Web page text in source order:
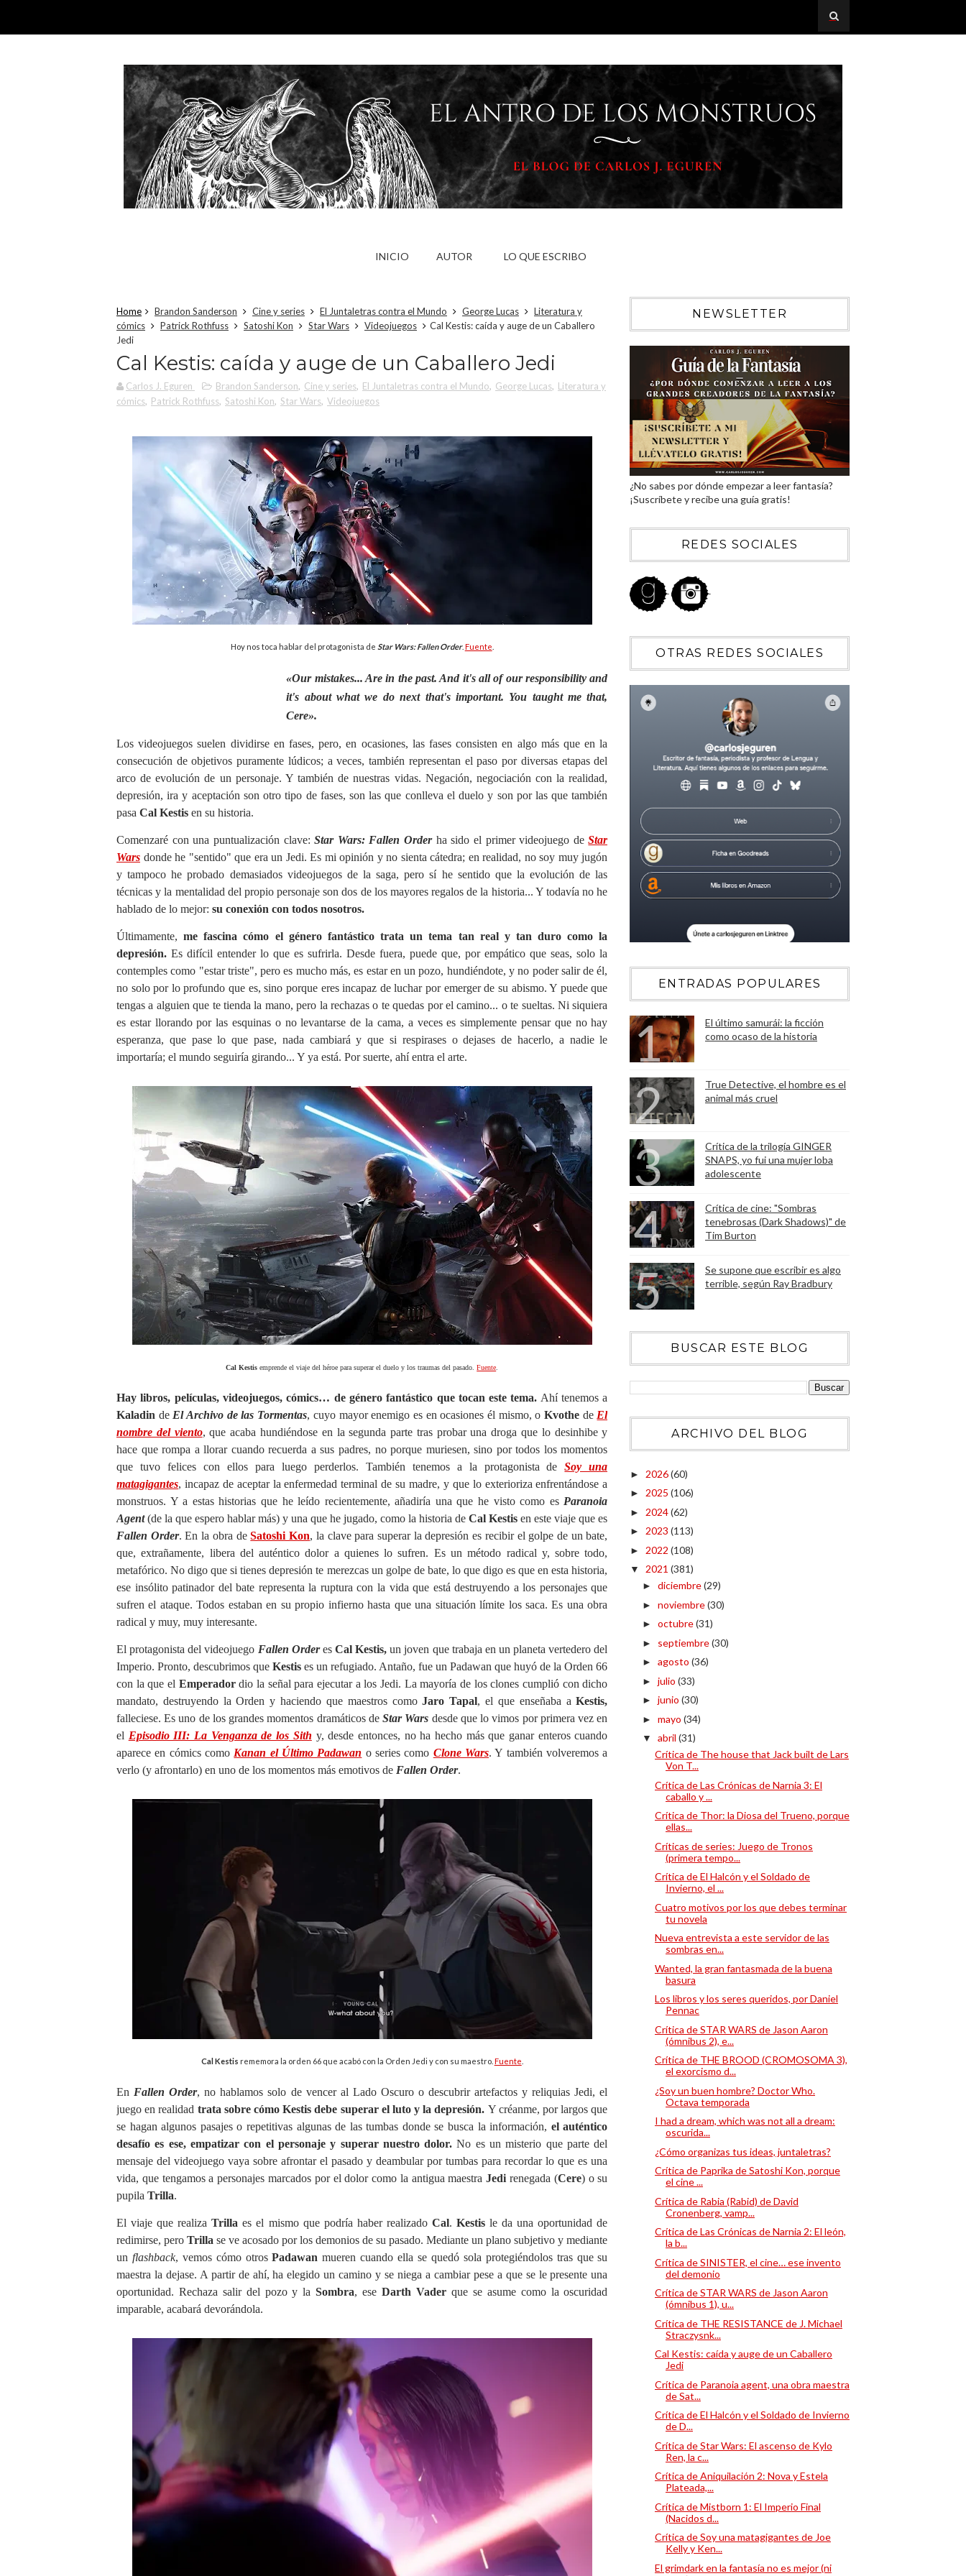
INICIO AUTOR LO QUE ESCRIBO
Home Brandon Sanderson Cine y series El Juntaletras contra el Mundo George Lucas
Literatura y
cómics
Patrick Rothfuss Satoshi Kon Star Wars Videojuegos
Cal Kestis: caída y auge de un Caballero
Jedi
Cal Kestis: caída y auge de un Caballero Jedi
Carlos J. Eguren Brandon Sanderson, Cine y series, El Juntaletras contra el Mundo, George Lucas, Literatura y
cómics, Patrick Rothfuss, Satoshi Kon, Star Wars, Videojuegos
Hoy nos toca hablar del protagonista de Star Wars: Fallen Order. Fuente
«Our mistakes... Are in the past. And it's all of our responsibility and
it's about what we do next that's important. You taught me that,
Cere».
Los videojuegos suelen dividirse en fases, pero, en ocasiones, las fases consisten en algo más que en la
consecución de objetivos puramente lúdicos; a veces, también representan el paso por diversas etapas del
arco de evolución de un personaje. Y también de nuestras vidas. Negación, negociación con la realidad,
depresión, ira y aceptación son otro tipo de fases, son las que conlleva el duelo y son por las que también
pasa Cal Kestis en su historia.
Comenzaré con una puntualización clave:Star Wars: Fallen Orderha sido el primer videojuego deStar
Wars donde he "sentido" que era un Jedi. Es mi opinión y no sienta cátedra; en realidad, no soy muy jugón
y tampoco he probado demasiados videojuegos de la saga, pero sí he sentido que la evolución de las
técnicas y la mentalidad del propio personaje son dos de los mayores regalos de la historia... Y todavía no he
hablado de lo mejor: su conexión con todos nosotros.
Últimamente,me fascina cómo el género fantástico trata un tema tan real y tan duro como la
depresión. Es difícil entender lo que es sufrirla. Desde fuera, puede que, por empático que seas, solo la
contemples como "estar triste", pero es mucho más, es estar en un pozo, hundiéndote, y no poder salir de él,
no solo por lo profundo que es, sino porque eres incapaz de luchar por emerger de su abismo. Y puede que
tengas a alguien que te tienda la mano, pero la rechazas o te quedas por el camino... o te sueltas. Ni siquiera
es estar llorando por las esquinas o no levantarse de la cama, a veces es simplemente pensar que no hay
esperanza, que pase lo que pase, nada cambiará y que si respirases o dejases de hacerlo, a nadie le
importaría; el mundo seguiría girando... Y ya está. Por suerte, ahí entra el arte.
Cal Kestis emprende el viaje del héroe para superar el duelo y los traumas del pasado.Fuente
Hay libros, películas, videojuegos, cómics… de género fantástico que tocan este tema. Ahí tenemos a
Kaladin de El Archivo de las Tormentas, cuyo mayor enemigo es en ocasiones él mismo, oKvothe de El
nombre del viento, que acaba hundiéndose en la segunda parte tras probar una droga que lo desinhibe y
hace que rompa a llorar cuando recuerda a sus padres, no porque muriesen, sino por todos los momentos
que tuvo felices con ellos para luego perderlos. También tenemos a la protagonista deSoy una
matagigantes, incapaz de aceptar la enfermedad terminal de su madre, y que lo exterioriza enfrentándose a
monstruos. Y a estas historias que he leído recientemente, añadiría una que he visto como es Paranoia
Agent(de la que espero hablar más) y una que he jugado, como la historia de Cal Kestis en este viaje que es
Fallen Order. En la obra deSatoshi Kon, la clave para superar la depresión es recibir el golpe de un bate,
que, extrañamente, libera del auténtico dolor a quienes lo sufren. Es un método radical y, sobre todo,
metafórico. No digo que si tienes depresión te merezcas un golpe de bate, lo que digo es que en esta historia,
ese insólito patinador del bate representa la ruptura con la vida que está destruyendo a los personajes que
sufren el ataque. Todos estaban en su propio infierno hasta que una situación límite los saca. Es una obra
radical y muy, muy interesante.
El protagonista del videojuego Fallen Orderes Cal Kestis, un joven que trabaja en un planeta vertedero del
Imperio. Pronto, descubrimos queKestises un refugiado. Antaño, fue un Padawan que huyó de la Orden 66
con la que el Emperadordio la señal para ejecutar a los Jedi. La mayoría de los clones cumplió con dicho
mandato, destruyendo la Orden y haciendo que maestros comoJaro Tapal, el que enseñaba aKestis,
falleciese. Es uno de los grandes momentos dramáticos deStar Wars desde que lo vimos por primera vez en
el Episodio III: La Venganza de los Sith y, desde entonces, no ha hecho más que ganar enteros cuando
aparece en cómics como Kanan el Último Padawan o series como Clone Wars. Y también volveremos a
verlo (y afrontarlo) en uno de los momentos más emotivos de Fallen Order.
Cal Kestis rememora la orden 66 que acabó con la Orden Jedi y con su maestro. Fuente
En Fallen Order, no hablamos solo de vencer al Lado Oscuro o descubrir artefactos y reliquias Jedi, el
juego en realidad trata sobre cómo Kestis debe superar el luto y la depresión. Y créanme, por largos que
se hagan algunos pasajes o repetitivas algunas de las tumbas donde se busca la información, el auténtico
desafío es ese, empatizar con el personaje y superar nuestro dolor. No es un misterio que parte del
mensaje del videojuego vaya sobre afrontar el pasado y deambular por tumbas para recordar lo que es una
vida, que tengamos a personajes marcados por el dolor como la antigua maestraJedirenegada (Cere) o su
pupila Trilla.
El viaje que realizaTrillaes el mismo que podría haber realizado Cal.Kestisle da una oportunidad de
redimirse, peroTrillase ve acosado por los demonios de su pasado. Mediante un plano subjetivo y mediante
un flashback, vemos cómo otrosPadawanmueren cuando ella se quedó sola protegiéndolos tras que su
maestra la dejase. A partir de ahí, ha elegido un camino y se niega a cambiar pese a que se le presente una
oportunidad. Rechaza salir del pozo y laSombra, eseDarth Vader que se asume como la oscuridad
imparable, acabará devorándola.
NEWSLETTER
¿No sabes por dónde empezar a leer fantasía?
¡Suscríbete y recibe una guía gratis!
REDES SOCIALES
OTRAS REDES SOCIALES
ENTRADAS POPULARES
El último samurái: la ficción
como ocaso de la historia
True Detective, el hombre es el
animal más cruel
Crítica de la trilogía GINGER
SNAPS, yo fui una mujer loba
adolescente
Crítica de cine: "Sombras
tenebrosas (Dark Shadows)" de
Tim Burton
Se supone que escribir es algo
terrible, según Ray Bradbury
BUSCAR ESTE BLOG
ARCHIVO DEL BLOG
► 2026(60)
► 2025 (106)
► 2024(62)
► 2023 (113)
► 2022 (108)
▼ 2021 (381)
► diciembre(29)
► noviembre(30)
► octubre(31)
► septiembre(30)
► agosto (36)
► julio (33)
► junio (30)
► mayo (34)
▼ abril (31)
Crítica de The house that Jack built de Lars
Von T...
Crítica de Las Crónicas de Narnia 3: El
caballo y ...
Crítica de Thor: la Diosa del Trueno, porque
ellas...
Críticas de series: Juego de Tronos
(primera tempo...
Crítica de El Halcón y el Soldado de
Invierno, el ...
Cuatro motivos por los que debes terminar
tu novela
Nueva entrevista a este servidor de las
sombras en...
Wanted, la gran fantasmada de la buena
basura
Los libros y los seres queridos, por Daniel
Pennac
Crítica de STAR WARS de Jason Aaron
(ómnibus 2), e...
Crítica de THE BROOD (CROMOSOMA 3),
el exorcismo d...
¿Soy un buen hombre? Doctor Who.
Octava temporada
I had a dream, which was not all a dream:
oscurida...
¿Cómo organizas tus ideas, juntaletras?
Crítica de Paprika de Satoshi Kon, porque
el cine ...
Crítica de Rabia (Rabid) de David
Cronenberg, vamp...
Crítica de Las Crónicas de Narnia 2: El león,
la b...
Crítica de SINISTER, el cine… ese invento
del demonio
Crítica de STAR WARS de Jason Aaron
(ómnibus 1), u...
Crítica de THE RESISTANCE de J. Michael
Straczysnk...
Cal Kestis: caída y auge de un Caballero
Jedi
Crítica de Paranoia agent, una obra maestra
de Sat...
Crítica de El Halcón y el Soldado de Invierno
de D...
Crítica de Star Wars: El ascenso de Kylo
Ren, la c...
Crítica de Aniquilación 2: Nova y Estela
Plateada,...
Crítica de Mistborn 1: El Imperio Final
(Nacidos d...
Crítica de Soy una matagigantes de Joe
Kelly y Ken...
El grimdark en la fantasía no es mejor (ni